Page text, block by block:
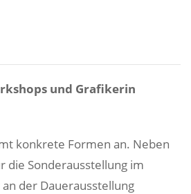
und Grafikerin
konkrete Formen an. Neben
die Sonderausstellung im
der Dauerausstellung